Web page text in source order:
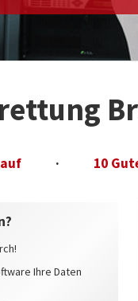
· 10
Ihre Daten